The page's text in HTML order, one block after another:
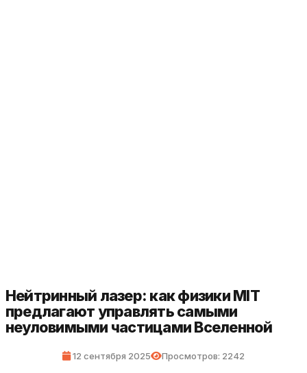
Нейтринный лазер: как физики MIT
предлагают управлять самыми
неуловимыми частицами Вселенной
12 сентября 2025 Просмотров: 2242